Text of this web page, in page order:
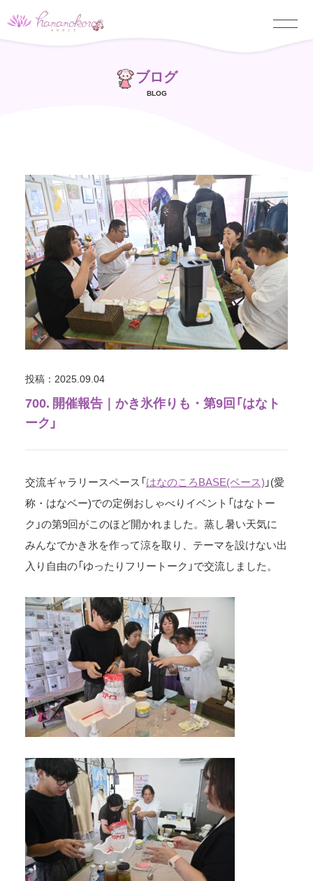
ブログ
BLOG
投稿：2025.09.04
700. 開催報告｜かき氷作りも・第9回「はなト
ーク」
交流ギャラリースペース「はなのころBASE(ベース) 」(愛
称・はなベー)での定例おしゃべりイベント「はなトー
ク」の第9回がこのほど開かれました。蒸し暑い天気に
みんなでかき氷を作って涼を取り、テーマを設けない出
入り自由の「ゆったりフリートーク」で交流しました。